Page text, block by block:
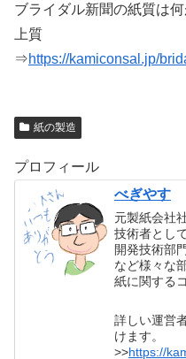
ブライダル新聞の紙質は
上質
⇒https://kamiconsal.jp/
紙の製造
プロフィール
べぎやす
元製紙会社
技術者とし
開発技術部
など様々な
紙に関する
詳しい運営
けます。
>>https://